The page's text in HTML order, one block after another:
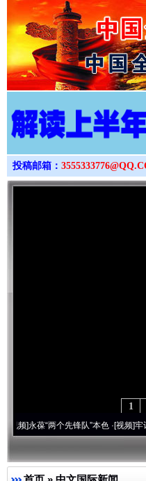
投稿邮箱：
1
两个先锋队”本色·[视频]牢记初心使命